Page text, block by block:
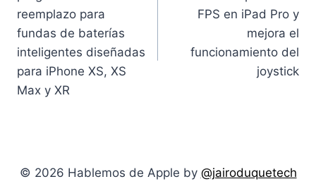
entradas
reemplazo para
fundas de baterías
inteligentes diseñadas
para iPhone XS, XS
Max y XR
FPS en iPad Pro y
mejora el
funcionamiento del
joystick
© 2026 Hablemos de Apple by @jairoduquetech